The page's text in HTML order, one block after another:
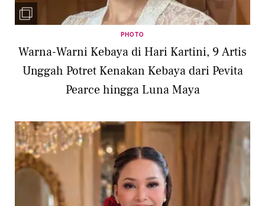
PHOTO
Warna-Warni Kebaya di Hari Kartini, 9 Artis
Unggah Potret Kenakan Kebaya dari Pevita
Pearce hingga Luna Maya